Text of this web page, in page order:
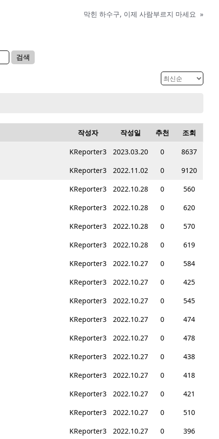
막힌 하수구, 이제 사람부르지 마세요 »
검색
작성자 작성일 추천 조회
KReporter3 2023.03.20 0
8637
KReporter3
2022.11.02 0
9120
KReporter3
2022.10.28 0
560
KReporter3
2022.10.28 0
620
KReporter3
2022.10.28 0
570
KReporter3
2022.10.28 0
619
KReporter3
2022.10.27 0
584
KReporter3
2022.10.27 0
425
KReporter3
2022.10.27 0
545
KReporter3
2022.10.27 0
474
KReporter3
2022.10.27 0
478
KReporter3
2022.10.27 0
438
KReporter3
2022.10.27 0
418
KReporter3
2022.10.27 0
421
KReporter3
2022.10.27 0
510
KReporter3
2022.10.27 0 396